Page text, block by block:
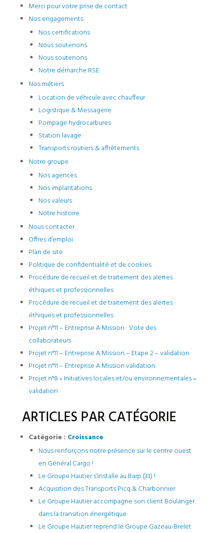
Merci pour votre prise de contact
Nos engagements
Nos certifications
Nous soutenons
Nous soutenons
Notre démarche RSE
Nos métiers
Location de véhicule avec chauffeur
Logistique & Messagerie
Pompage hydrocarbures
Station lavage
Transports routiers & affrètements
Notre groupe
Nos agences
Nos implantations
Nos valeurs
Notre histoire
Nous contacter
Offres d’emploi
Plan de site
Politique de confidentialité et de cookies
Procédure de recueil et de traitement des alertes
éthiques et professionnelles
Procédure de recueil et de traitement des alertes
éthiques et professionnelles
Projet n°11 – Entreprise A Mission : Vote des
collaborateurs
Projet n°11 – Entreprise A Mission – Etape 2 – validation
Projet n°11 – Entreprise A Mission validation
Projet n°8 « Initiatives locales et/ou environnementales »
validation
ARTICLES PAR CATÉGORIE
Catégorie : Croissance
Nous renforçons notre présence sur le centre ouest
en Général Cargo !
Le Groupe Hautier s’installe au Barp (33) !
Acquisition des Transports Picq & Charbonnier
Le Groupe Hautier accompagne son client Boulanger
dans la transition énergétique
Le Groupe Hautier reprend le Groupe Gazeau-Brelet